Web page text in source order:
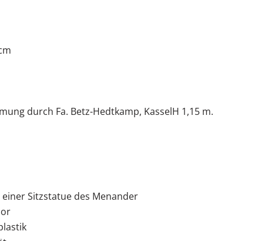
durch Fa. Betz-Hedtkamp, KasselH 1,15 m.
Sitzstatue des Menander